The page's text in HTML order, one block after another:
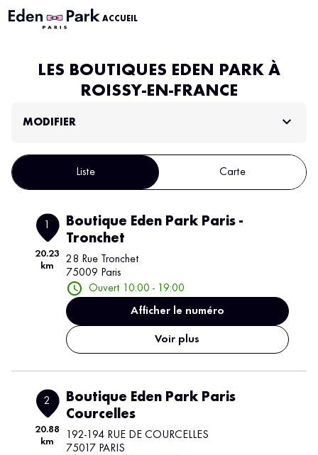
ACCUEIL
LES BOUTIQUES EDEN PARK À
ROISSY-EN-FRANCE
MODIFIER
Liste Carte
20.23
km
Boutique Eden Park Paris -
Tronchet
28 Rue Tronchet
75009 Paris
Ouvert 10:00 - 19:00
Afficher le numéro
Voir plus
2
20.88
km
Boutique Eden Park Paris
Courcelles
192-194 RUE DE COURCELLES
75017 PARIS